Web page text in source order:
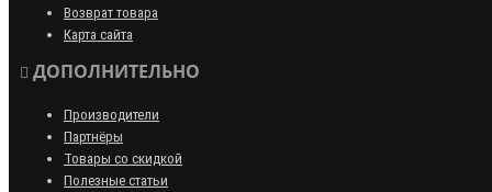
Возврат товара
Карта сайта
ДОПОЛНИТЕЛЬНО
Производители
Партнёры
Товары со скидкой
Полезные статьи